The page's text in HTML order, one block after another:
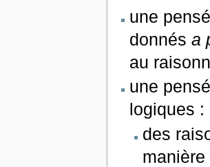
une
donnés a
au
une
logiques :
des